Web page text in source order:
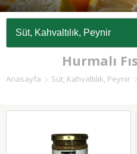
Hurmalı
Anasayfa Süt, Kahvaltılık, Peynir